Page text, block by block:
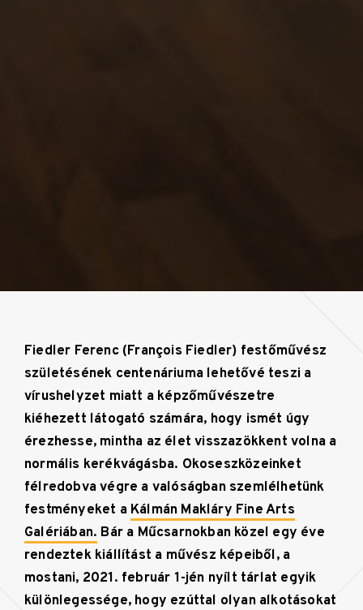
Fiedler Ferenc (François Fiedler) festőművész
születésének centenáriuma lehetővé teszi a
vírushelyzet miatt a képzőművészetre
kiéhezett látogató számára, hogy ismét úgy
érezhesse, mintha az élet visszazökkent volna a
normális kerékvágásba. Okoseszközeinket
félredobva végre a valóságban szemlélhetünk
festményeket a Kálmán Makláry Fine Arts
Galériában. Bár a Műcsarnokban közel egy éve
rendeztek kiállítást a művész képeiből, a
mostani, 2021. február 1-jén nyílt tárlat egyik
különlegessége, hogy ezúttal olyan alkotásokat